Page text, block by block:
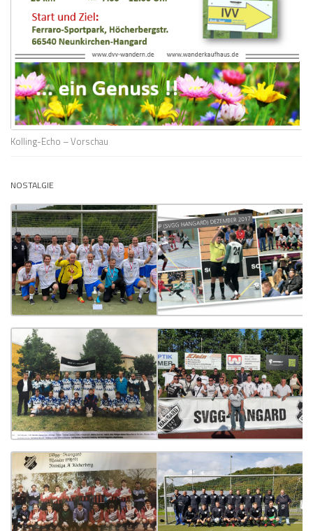
Kolling-Echo – Vorschau
NOSTALGIE